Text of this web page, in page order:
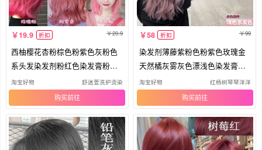
19.9 折扣 20.9
西柚樱花杏粉棕色粉紫色灰粉色
系头发染发剂粉红色染发膏粉色
系男
淘宝好物 舒迷萱洗护烫染
购买
58 折扣 99
染发剂薄藤紫粉色粉紫色玫瑰金
天然橘灰雾灰色漂浅色染发膏系
打蜡
淘宝好物 红杨树琴琴洋洋
购买